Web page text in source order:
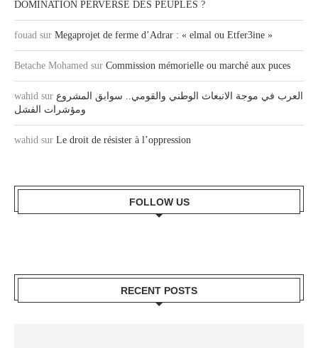
DOMINATION PERVERSE DES PEUPLES ?
fouad sur Megaprojet de ferme d’Adrar : « elmal ou Etfer3ine »
Betache Mohamed sur Commission mémorielle ou marché aux puces
wahid sur العرب في موجة الانبعاث الوطني والقومي.. سوابق المشروع
ومؤشرات الفشل
wahid sur Le droit de résister à l’oppression
FOLLOW US
RECENT POSTS